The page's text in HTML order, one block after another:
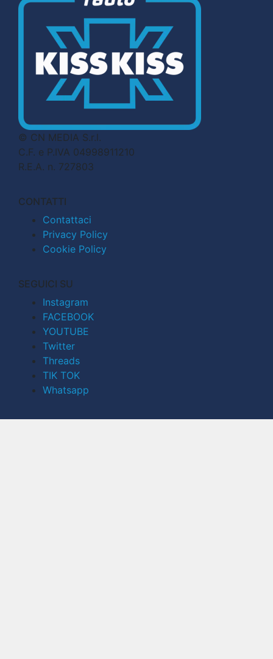
© CN MEDIA S.r.l.
C.F. e P.IVA 04998911210
R.E.A. n. 727803
CONTATTI
Contattaci
Privacy Policy
Cookie Policy
SEGUICI SU
Instagram
FACEBOOK
YOUTUBE
Twitter
Threads
TIK TOK
Whatsapp